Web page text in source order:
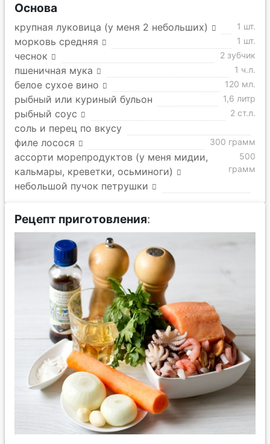
Основа
крупная луковица (у меня 2 небольших) 1 шт.
морковь средняя 1 шт.
чеснок 2 зубчик
пшеничная мука 1 ч.л.
белое сухое вино 120 мл.
рыбный или куриный бульон 1,6 литр
рыбный соус 2 ст.л.
соль и перец по вкусу
филе лосося
300 грамм
ассорти морепродуктов (у меня мидии,
кальмары, креветки, осьминоги)
500
грамм
небольшой пучок петрушки
Рецепт приготовления: